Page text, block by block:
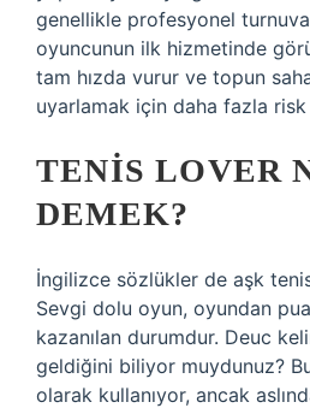
genellikle profesyonel
oyuncunun ilk hizmetinde
tam hızda vurur ve topun
uyarlamak için daha fazla risk
TENIS LOVER
DEMEK?
İngilizce sözlükler de aşk
Sevgi dolu oyun, oyundan
kazanılan durumdur. Deuc
geldiğini biliyor muydunuz?
olarak kullanıyor, ancak